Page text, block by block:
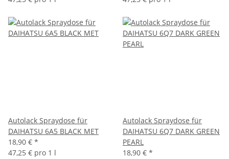
Autolack Spraydose für
DAIHATSU 6A5 BLACK MET
18,90 € *
47,25 € pro 1 l
Autolack Spraydose für
DAIHATSU 6Q7 DARK GREEN
PEARL
18,90 € *